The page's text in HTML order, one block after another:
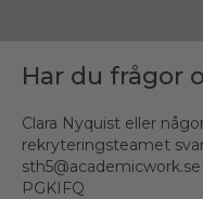
Har du frågor
Clara Nyquist eller
rekryteringsteamet
PGKIFQ